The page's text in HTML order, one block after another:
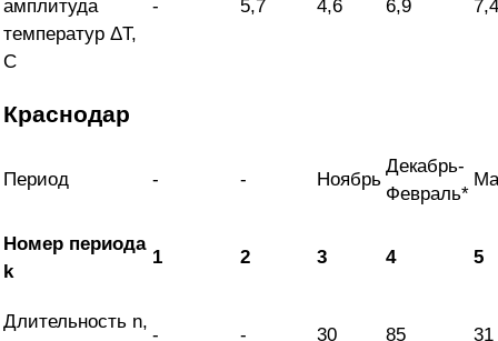
амплитуда
температур ΔT,
С
- 5,7 4,6 6,9 7,4
Краснодар
Период - - Ноябрь
Декабрь-
Февраль*
Номер периода
k
1 2 3 4 5
Длительность n,
- - 30 85 31